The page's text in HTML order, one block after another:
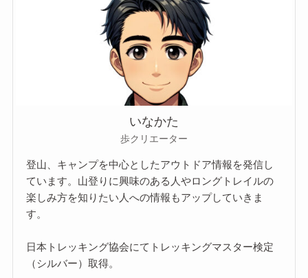
いなかた
歩クリエーター
登山、キャンプを中心としたアウトドア情報を発信し
ています。山登りに興味のある人やロングトレイルの
楽しみ方を知りたい人への情報もアップしていきま
す。
日本トレッキング協会にてトレッキングマスター検定
（シルバー）取得。